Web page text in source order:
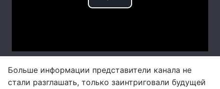
Больше информации представители канала не
стали разглашать, только заинтриговали будущей